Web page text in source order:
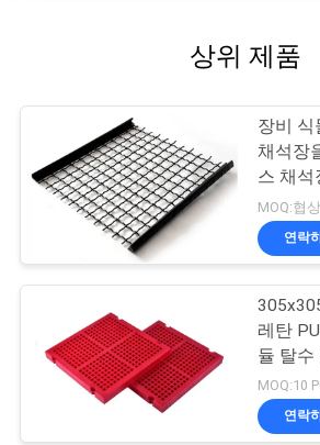
상위 제품
장비 식
채석장
스 채석
MOQ:협
연락
레탄
듈 탈수
MOQ:10
연락